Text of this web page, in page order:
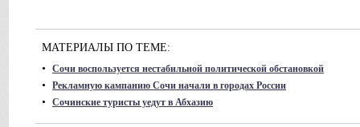
МАТЕРИАЛЫ ПО ТЕМЕ:
• Сочи воспользуется нестабильной политической обстановкой
• Рекламную кампанию Сочи начали в городах России
• Сочинские туристы уедут в Абхазию